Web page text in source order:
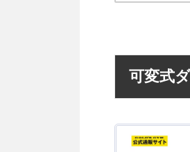
可変式